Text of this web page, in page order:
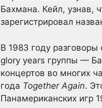
Бахмана. Кейл, узнав,
зарегистрировал
В 1983 году разговоры
glory years группы —
концертов во многих
года Together Again.
Панамериканских игр